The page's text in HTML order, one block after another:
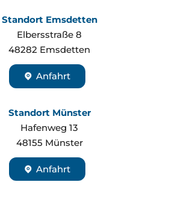
Standort Emsdetten
Elbersstraße 8
48282 Emsdetten
Anfahrt
Standort Münster
Hafenweg 13
48155 Münster
Anfahrt